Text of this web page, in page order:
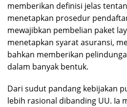
memberikan definisi jelas
menetapkan prosedur
mewajibkan pembelian paket
menetapkan syarat asuransi,
bahkan memberikan
dalam banyak bentuk.
Dari sudut pandang kebijakan
lebih rasional dibanding UU. Ia